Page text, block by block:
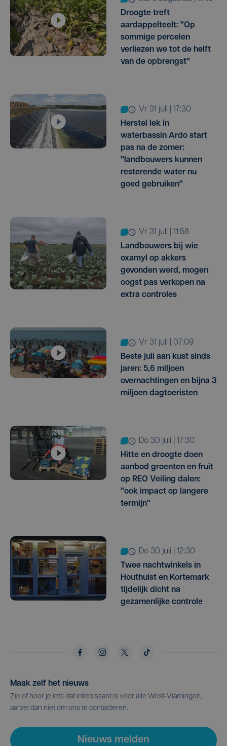
Droogte treft
aardappelteelt: "Op
sommige percelen
verliezen we tot de helft
van de opbrengst"
vr 31 juli | 17:30
Herstel lek in
waterbassin Ardo start
pas na de zomer:
"landbouwers kunnen
resterende water nu
goed gebruiken"
vr 31 juli | 11:58
Landbouwers bij wie
oxamyl op akkers
gevonden werd, mogen
oogst pas verkopen na
extra controles
vr 31 juli | 07:09
Beste juli aan kust sinds
jaren: 5,6 miljoen
overnachtingen en bijna 3
miljoen dagtoeristen
do 30 juli | 17:30
Hitte en droogte doen
aanbod groenten en fruit
op REO Veiling dalen:
"ook impact op langere
termijn"
do 30 juli | 12:30
Twee nachtwinkels in
Houthulst en Kortemark
tijdelijk dicht na
gezamenlijke controle
Maak zelf het nieuws
Zie of hoor je iets dat interessant is voor alle West-Vlamingen,
aarzel dan niet om ons te contacteren.
Nieuws melden